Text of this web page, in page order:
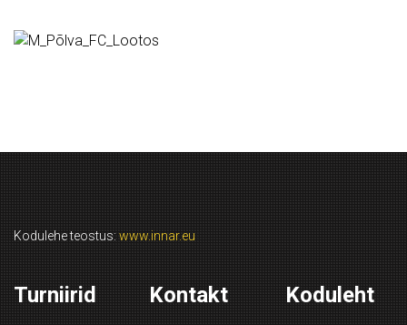
Kodulehe teostus: www.innar.eu
Turniirid Kontakt Koduleht